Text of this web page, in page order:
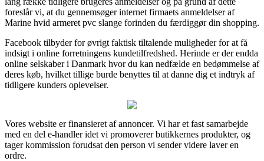
foreslår vi, at du gennemsøger internet firmaets anmeldelser af
Marine hvid armeret pvc slange forinden du færdiggør din shopping.
Facebook tilbyder for øvrigt faktisk tiltalende muligheder for at få
indsigt i online forretningens kundetilfredshed. Herinde er der endda
online selskaber i Danmark hvor du kan nedfælde en bedømmelse af
deres køb, hvilket tillige burde benyttes til at danne dig et indtryk af
tidligere kunders oplevelser.
Vores website er finansieret af annoncer. Vi har et fast samarbejde
med en del e-handler idet vi promoverer butikkernes produkter, og
tager kommission forudsat den person vi sender videre laver en
ordre.